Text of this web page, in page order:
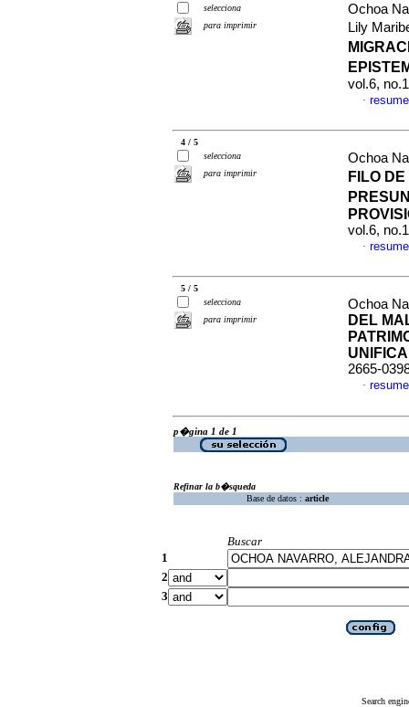
selecciona
para imprimir
Ochoa
Lily
vol.6,
·
4 / 5
selecciona
para imprimir
Ochoa
FILO
vol.6,
·
5 / 5
selecciona
para imprimir
Ochoa
DEL
2665-
·
p�gina 1 de 1
Refinar la b�squeda
Base de datos : article
Buscar
1
2
3
Search